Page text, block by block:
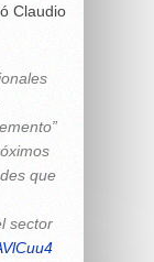
Claudio
que
sector